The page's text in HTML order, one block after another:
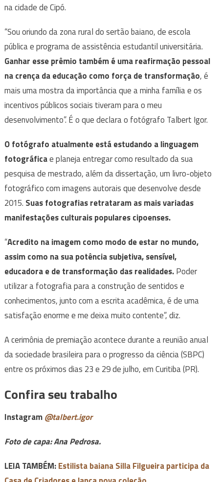
na cidade de Cipó.
“Sou oriundo da zona rural do sertão baiano, de escola
pública e programa de assistência estudantil universitária.
Ganhar esse prêmio também é uma reafirmação pessoal
na crença da educação como força de transformação, é
mais uma mostra da importância que a minha família e os
incentivos públicos sociais tiveram para o meu
desenvolvimento”. É o que declara o fotógrafo Talbert Igor.
O fotógrafo atualmente está estudando a linguagem
fotográficae planeja entregar como resultado da sua
pesquisa de mestrado, além da dissertação, um livro-objeto
fotográfico com imagens autorais que desenvolve desde
2015. Suas fotografias retrataram as mais variadas
manifestações culturais populares cipoenses.
“Acredito na imagem como modo de estar no mundo,
assim como na sua potência subjetiva, sensível,
educadora e de transformação das realidades.Poder
utilizar a fotografia para a construção de sentidos e
conhecimentos, junto com a escrita acadêmica, é de uma
satisfação enorme e me deixa muito contente”, diz.
A cerimônia de premiação acontece durante a reunião anual
da sociedade brasileira para o progresso da ciência (SBPC)
entre os próximos dias 23 e 29 de julho, em Curitiba (PR).
Confira seu trabalho
Instagram@talbert.igor
Foto de capa: Ana Pedrosa.
LEIA TAMBÉM:Estilista baiana Silla Filgueira participa da